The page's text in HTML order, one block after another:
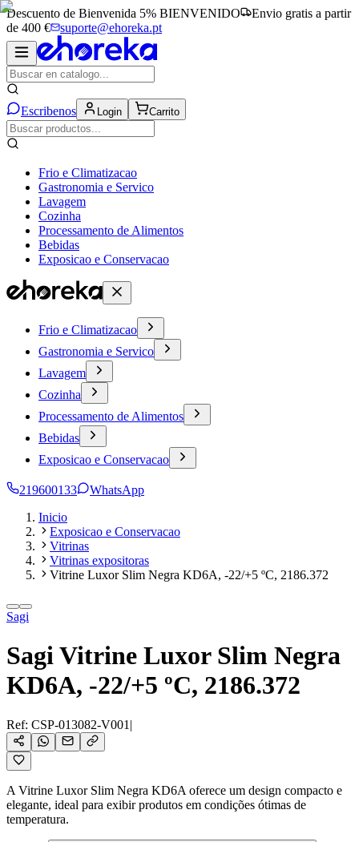
Descuento de Bienvenida 5% BIENVENIDO
Envio gratis a partir
de 400 €
suporte@ehoreka.pt
Escribenos Login Carrito
Frio e Climatizacao
Gastronomia e Servico
Lavagem
Cozinha
Processamento de Alimentos
Bebidas
Exposicao e Conservacao
Frio e Climatizacao
Gastronomia e Servico
Lavagem
Cozinha
Processamento de Alimentos
Bebidas
Exposicao e Conservacao
219600133
WhatsApp
Inicio
Exposicao e Conservacao
Vitrinas
Vitrinas expositoras
Vitrine Luxor Slim Negra KD6A, -22/+5 ºC, 2186.372
Sagi
Sagi Vitrine Luxor Slim Negra
KD6A, -22/+5 ºC, 2186.372
Ref: CSP-013082-V001 |
A Vitrine Luxor Slim Negra KD6A oferece um design compacto e
elegante, ideal para exibir produtos em condições ótimas de
temperatura.